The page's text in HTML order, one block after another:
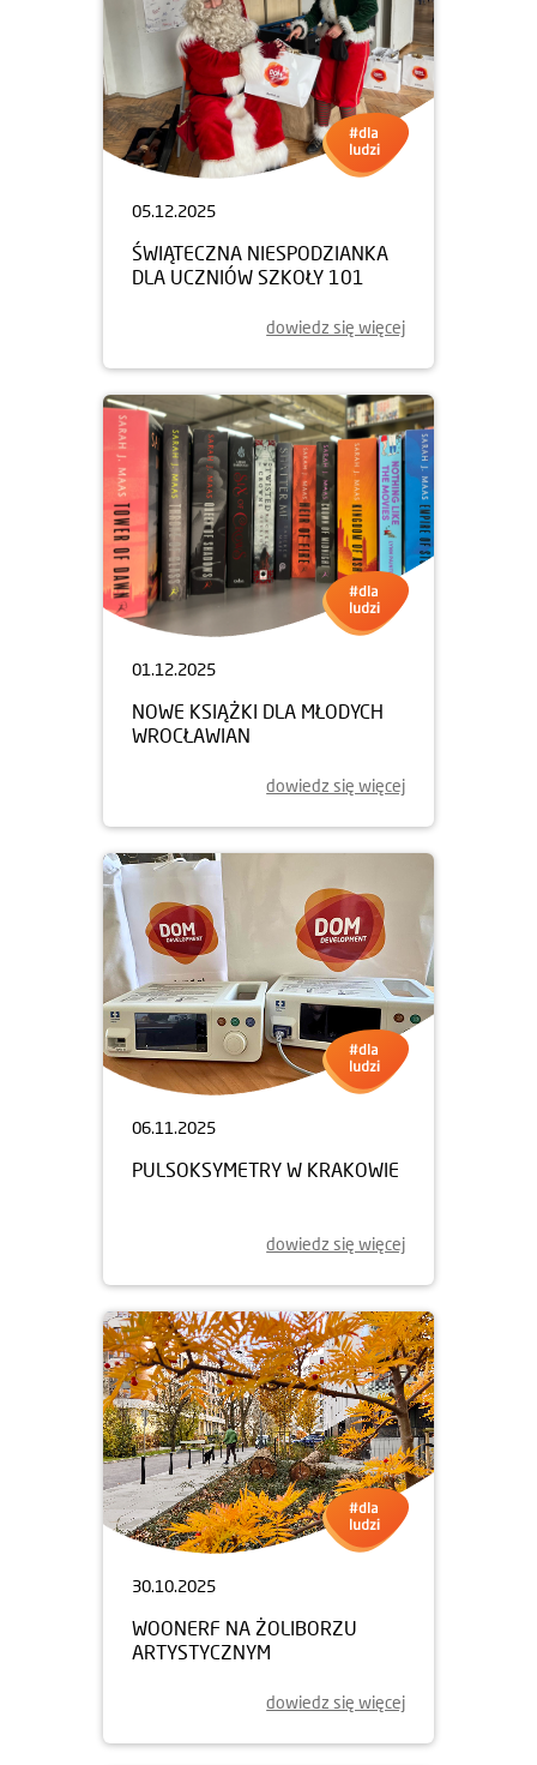
05.12.2025
ŚWIĄTECZNA NIESPODZIANKA
DLA UCZNIÓW SZKOŁY 101
dowiedz się więcej
01.12.2025
NOWE KSIĄŻKI DLA MŁODYCH
WROCŁAWIAN
dowiedz się więcej
06.11.2025
PULSOKSYMETRY W KRAKOWIE
dowiedz się więcej
30.10.2025
WOONERF NA ŻOLIBORZU
ARTYSTYCZNYM
dowiedz się więcej